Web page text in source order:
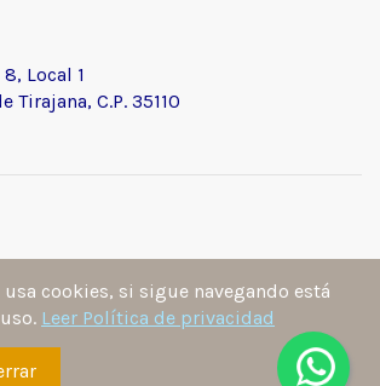
Local 1
Tirajana, C.P. 35110
y diseñado por
Ángel Manuel
. Todos los derechos reservados por
cookies, si sigue navegando está
Leer Política de privacidad